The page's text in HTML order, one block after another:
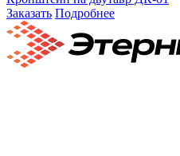
Заказать Подробнее